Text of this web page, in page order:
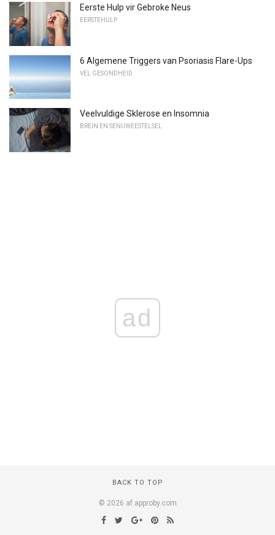
Eerste Hulp vir Gebroke Neus
EERSTEHULP
6 Algemene Triggers van Psoriasis Flare-Ups
VEL GESONDHEID
Veelvuldige Sklerose en Insomnia
BREIN EN SENUWEESTELSEL
ad
BACK TO TOP
© 2026 af.approby.com